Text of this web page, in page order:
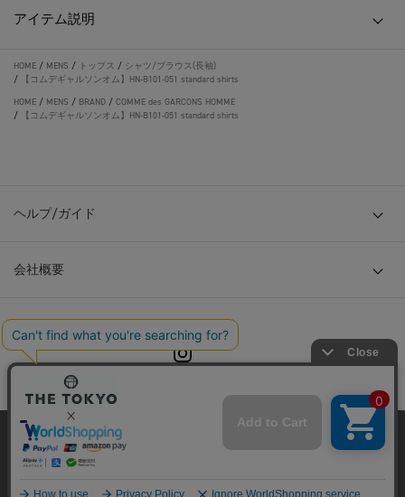
アイテム説明
HOME / MENS / トップス / シャツ/ブラウス(長袖)
/
【コムデギャルソンオム】HN-B101-051 standard shirts
HOME / MENS / BRAND / COMME des GARCONS HOMME
/
【コムデギャルソンオム】HN-B101-051 standard shirts
ヘルプ/ガイド
会社概要
© TOKYO BASE CO., LTD
当サイトはクッキー(cookie)を使用します。クッキーはサイト内
の一部の機能および、サイトの使用状況の分析からマーケティ
ング活動に利用することを目的としています。
プライバシーポリシーはこちら